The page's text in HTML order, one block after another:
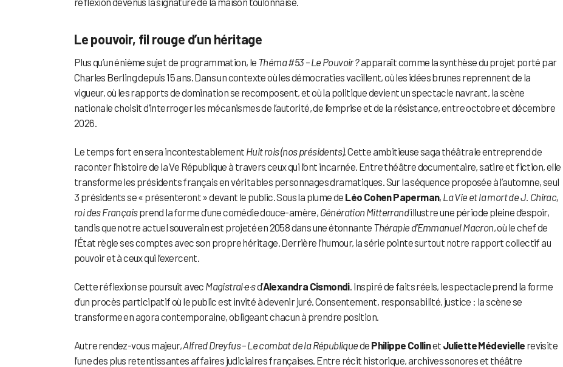
Le pouvoir, fil rouge d’un héritage
Plus qu’un énième sujet de programmation, le Théma #53 – Le Pouvoir ?apparaît comme la synthèse du projet porté par
Charles Berling depuis 15 ans. Dans un contexte où les démocraties vacillent, où les idées brunes reprennent de la
vigueur, où les rapports de domination se recomposent, et où la politique devient un spectacle navrant, la scène
nationale choisit d’interroger les mécanismes de l’autorité, de l’emprise et de la résistance, entre octobre et décembre
2026.
Le temps fort en sera incontestablement Huit rois (nos présidents). Cette ambitieuse saga théâtrale entreprend de
raconter l’histoire de la Ve République à travers ceux qui l’ont incarnée. Entre théâtre documentaire, satire et fiction, elle
transforme les présidents français en véritables personnages dramatiques. Sur la séquence proposée à l’automne, seul
3 présidents se « présenteront » devant le public. Sous la plume de Léo Cohen Paperman, La Vie et la mort de J. Chirac,
roi des Françaisprend la forme d’une comédie douce-amère, Génération Mitterrandillustre une période pleine d’espoir,
tandis que notre actuel souverain est projeté en 2058 dans une étonnante Thérapie d’Emmanuel Macron, où le chef de
l’État règle ses comptes avec son propre héritage. Derrière l’humour, la série pointe surtout notre rapport collectif au
pouvoir et à ceux qui l’exercent.
Cette réflexion se poursuit avec Magistral·e·sd’Alexandra Cismondi. Inspiré de faits réels, le spectacle prend la forme
d’un procès participatif où le public est invité à devenir juré. Consentement, responsabilité, justice : la scène se
transforme en agora contemporaine, obligeant chacun à prendre position.
Autre rendez-vous majeur,Alfred Dreyfus – Le combat de la Républiquede Philippe Collinet Juliette Médevielle revisite
l’une des plus retentissantes affaires judiciaires françaises. Entre récit historique, archives sonores et théâtre